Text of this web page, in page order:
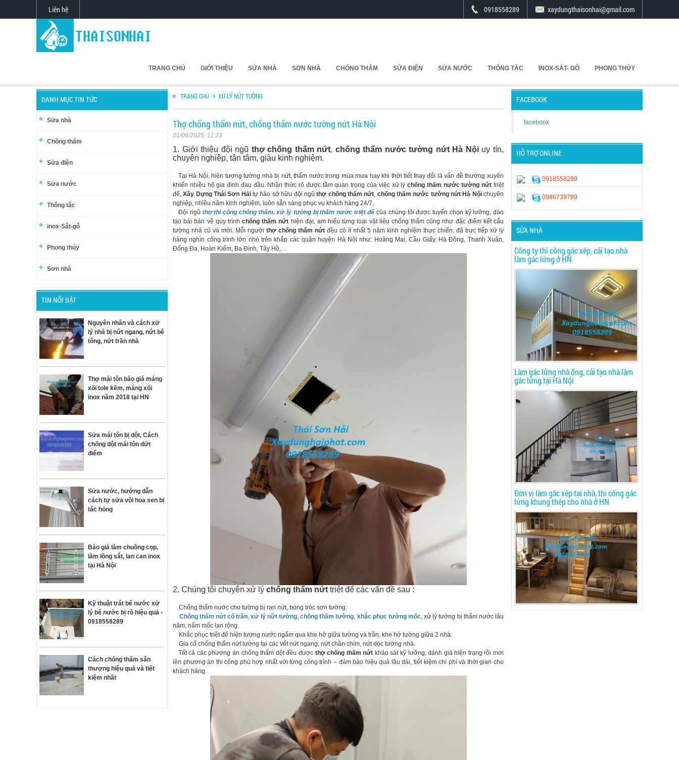
Liên hệ xaydungthaisonhai@gmail.com
0918558289
TRANG CHỦ GIỚI THIỆU SỬA NHÀ SƠN NHÀ CHỐNG THẤM SỬA ĐIỆN SỬA NƯỚC THÔNG TẮC INOX-SẮT- GỖ PHONG THỦY
DANH MỤC TIN TỨC
Sửa nhà
Chống thấm
Sửa điện
Sửa nước
Thông tắc
inox-Sắt-gỗ
Phong thủy
Sơn nhà
TIN NỔI BẬT
Nguyên nhân và cách xử
lý nhà bị nứt ngang, nứt bê
tông, nứt trần nhà
Thợ mái tôn báo giá máng
xối tole kẽm, máng xối
inox năm 2018 tại HN
Sửa mái tôn bị dột, Cách
chống dột mái tôn dứt
điểm
Sửa nước, hướng dẫn
cách tự sửa vòi hoa sen bị
tắc hỏng
Báo giá làm chuồng cọp,
làm lồng sắt, lan can inox
tại Hà Nội
Kỹ thuật trát bể nước xử
lý bể nước bị rò hiệu quả -
0918558289
Cách chống thấm sân
thượng hiệu quả và tiết
kiệm nhất
TRANG CHỦ XỬ LÝ NỨT TƯỜNG
Thợ chống thấm nứt, chống thấm nước tường nứt Hà Nội
01/06/2025, 11:23
1. Giới thiệu đội ngũ thợ chống thấm nứt, chống thấm nước tường nứt Hà Nộiuy tín,
chuyên nghiệp, tận tâm, giàu kinh nghiệm.
Tại Hà Nội, hiện tượng tường nhà bị nứt, thấm nước trong mùa mưa hay khi thời tiết thay đổi là vấn đề thường xuyên
khiến nhiều hộ gia đình đau đầu. Nhận thức rõ được tầm quan trọng của việc xử lýchống thấm nước tường nứt triệt
để,Xây Dựng Thái Sơn Hảitự hào sở hữu đội ngũthợ chống thấm nứt, chống thấm nước tường nứt Hà Nộichuyên
nghiệp, nhiều năm kinh nghiệm, luôn sẵn sàng phục vụ khách hàng 24/7.
Đội ngũ thợ thi công chống thấm, xử lý tường bị thấm nước triệt để của chúng tôi được tuyển chọn kỹ lưỡng, đào
tạo bài bản về quy trình chống thấm nứt hiện đại, am hiểu từng loại vật liệu chống thấm cũng như đặc điểm kết cấu
tường nhà cũ và mới. Mỗi người thợ chống thấm nứt đều có ít nhất 5 năm kinh nghiệm thực chiến, đã trực tiếp xử lý
hàng nghìn công trình lớn nhỏ trên khắp các quận huyện Hà Nội như: Hoàng Mai, Cầu Giấy, Hà Đông, Thanh Xuân,
Đống Đa, Hoàn Kiếm, Ba Đình, Tây Hồ,…
2. Chúng tôi chuyên xử lý chống thấm nứt triệt để các vấn đề sau :
Chống thấm nước cho tường bị rạn nứt, bong tróc sơn tường.
Chống thấm nứt cổ trần,xử lý nứt tường,chống thấm tường, khắc phục tường mốc, xử lý tường bị thấm nước lâu
năm, nấm mốc lan rộng.
Khắc phục triệt để hiện tượng nước ngấm qua khe hở giữa tường và trần, khe hở tường giữa 2 nhà.
Gia cố chống thấm nứt tường tại các vết nứt ngang, nứt chân chim, nứt dọc tường nhà.
Tất cả các phương án chống thấm dột đều được thợ chống thấm nứt khảo sát kỹ lưỡng, đánh giá hiện trạng rồi mới
lên phương án thi công phù hợp nhất với từng công trình – đảm bảo hiệu quả lâu dài, tiết kiệm chi phí và thời gian cho
khách hàng.
FACEBOOK
facebook
HỖ TRỢ ONLINE
0918558289
0986739789
SỬA NHÀ
Công ty thi công gác xép, cải tạo nhà
làm gác lửng ở HN
Làm gác lửng nhà ống, cải tạo nhà làm
gác lửng tại Hà Nội
Đơn vị làm gác xép tại nhà, thi công gác
lửng khung thép cho nhà ở HN